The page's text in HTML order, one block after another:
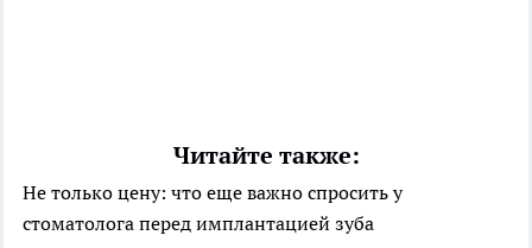
Читайте также:
Не только цену: что еще важно спросить у
стоматолога перед имплантацией зуба